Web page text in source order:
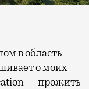
о моих
— прожить